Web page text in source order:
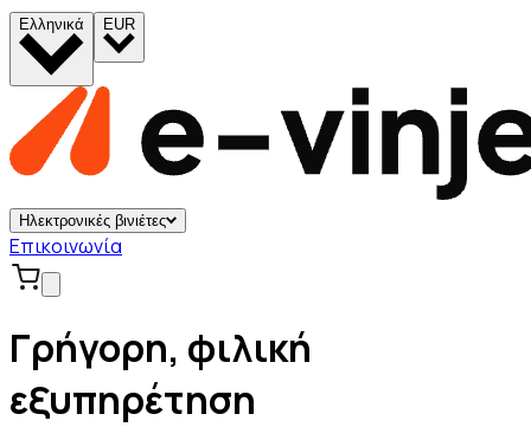
Ελληνικά EUR
Ηλεκτρονικές βινιέτες
Επικοινωνία
Γρήγορη, φιλική
εξυπηρέτηση